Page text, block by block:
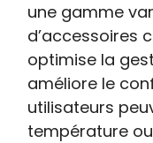
une gamme
d’accessoires
optimise la
améliore le
utilisateurs
température